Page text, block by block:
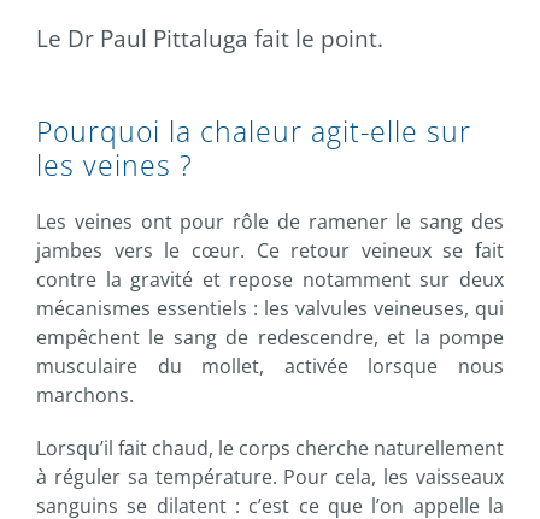
Le Dr Paul Pittaluga fait le point.
Pourquoi la chaleur agit-elle sur
les veines ?
Les veines ont pour rôle de ramener le sang des
jambes vers le cœur. Ce retour veineux se fait
contre la gravité et repose notamment sur deux
mécanismes essentiels : les valvules veineuses, qui
empêchent le sang de redescendre, et la pompe
musculaire du mollet, activée lorsque nous
marchons.
Lorsqu’il fait chaud, le corps cherche naturellement
à réguler sa température. Pour cela, les vaisseaux
sanguins se dilatent : c’est ce que l’on appelle la